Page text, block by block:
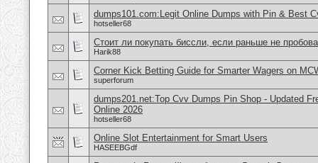
dumps101.com:Legit Online Dumps with Pin & Best
hotseller68
Стоит ли покупать биссли, если раньше не
Harik88
Corner Kick Betting Guide for Smarter Wagers on
superforum
dumps201.net:Top Cvv Dumps Pin Shop - Updated
Online 2026
hotseller68
Online Slot Entertainment for Smart Users
HASEEBGdf